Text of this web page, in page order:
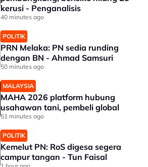
kerusi - Penganalisis
40 minutes ago
POLITIK
PRN Melaka: PN sedia runding
dengan BN - Ahmad Samsuri
50 minutes ago
MALAYSIA
MAHA 2026 platform hubung
usahawan tani, pembeli global
51 minutes ago
POLITIK
Kemelut PN: RoS digesa segera
campur tangan - Tun Faisal